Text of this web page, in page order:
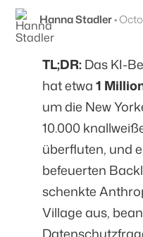
Hanna Stadler•
TL;DR:Das KI-
hat etwa1
um die New
10.000
überfluten, und
befeuerten
schenkte
Village aus,